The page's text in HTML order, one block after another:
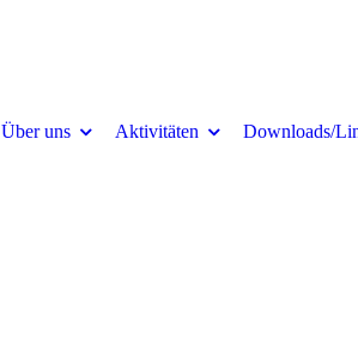
Über uns Aktivitäten Downloads/